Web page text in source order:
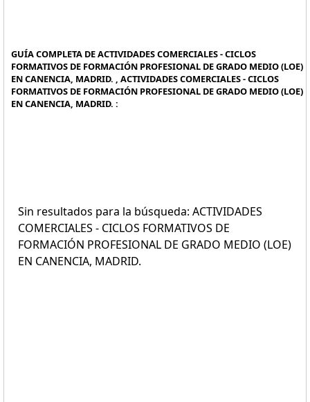
GUÍA COMPLETA DE ACTIVIDADES COMERCIALES - CICLOS
FORMATIVOS DE FORMACIÓN PROFESIONAL DE GRADO MEDIO (LOE)
EN CANENCIA, MADRID. , ACTIVIDADES COMERCIALES - CICLOS
FORMATIVOS DE FORMACIÓN PROFESIONAL DE GRADO MEDIO (LOE)
EN CANENCIA, MADRID. :
Sin resultados para la búsqueda: ACTIVIDADES
COMERCIALES - CICLOS FORMATIVOS DE
FORMACIÓN PROFESIONAL DE GRADO MEDIO (LOE)
EN CANENCIA, MADRID.